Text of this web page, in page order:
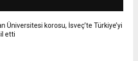
Üniversitesi korosu, İsveç’te Türkiye’yi
etti